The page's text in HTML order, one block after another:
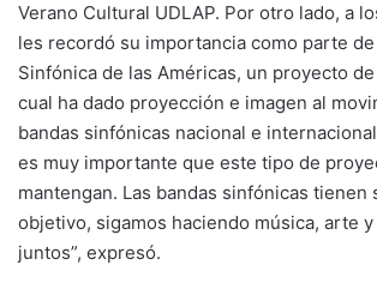
Verano Cultural UDLAP. Por otro lado, a
les recordó su importancia como parte de
Sinfónica de las Américas, un proyecto de
cual ha dado proyección e imagen al
bandas sinfónicas nacional e
es muy importante que este tipo de
mantengan. Las bandas sinfónicas tienen
objetivo, sigamos haciendo música, arte
juntos”, expresó.